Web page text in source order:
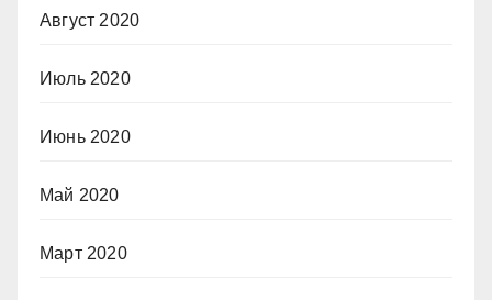
Август 2020
Июль 2020
Июнь 2020
Май 2020
Март 2020